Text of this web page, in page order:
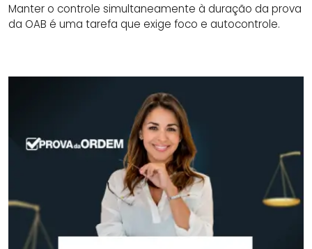
Manter o controle simultaneamente à duração da prova
da OAB é uma tarefa que exige foco e autocontrole.
SIDEBAR
ORDEM
LINKS